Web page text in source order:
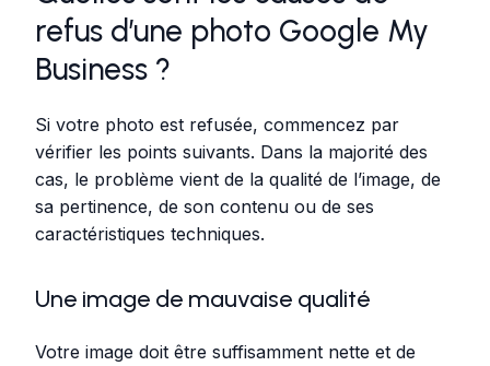
refus d’une photo Google My
Business ?
Si votre photo est refusée, commencez par
vérifier les points suivants. Dans la majorité des
cas, le problème vient de la qualité de l’image, de
sa pertinence, de son contenu ou de ses
caractéristiques techniques.
Une image de mauvaise qualité
Votre image doit être suffisamment nette et de